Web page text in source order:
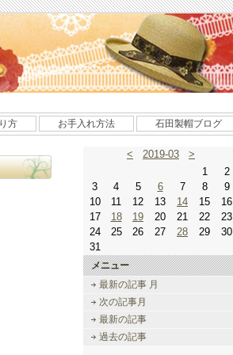
方 お手入れ方法 石田製帽ブログ
< 2019-03
>
1
2
3
4 5 6 7 8
9
10
11 12 13 14 15
16
17
18 19 20 21 22
23
24
25 26 27 28 29
30
31
メニュー
最新の記事 月
次の記事月
最新の記事
過去の記事